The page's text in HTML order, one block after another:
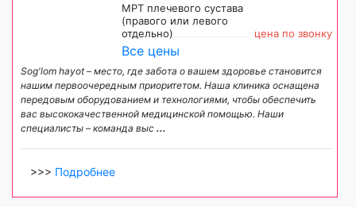
МРТ плечевого сустава
(правого или левого
отдельно)
цена по звонку
Все цены
Sog'lom hayot – место, где забота о вашем здоровье становится
нашим первоочередным приоритетом. Наша клиника оснащена
передовым оборудованием и технологиями, чтобы обеспечить
вас высококачественной медицинской помощью. Наши
специалисты – команда выс ...
>>> Подробнее